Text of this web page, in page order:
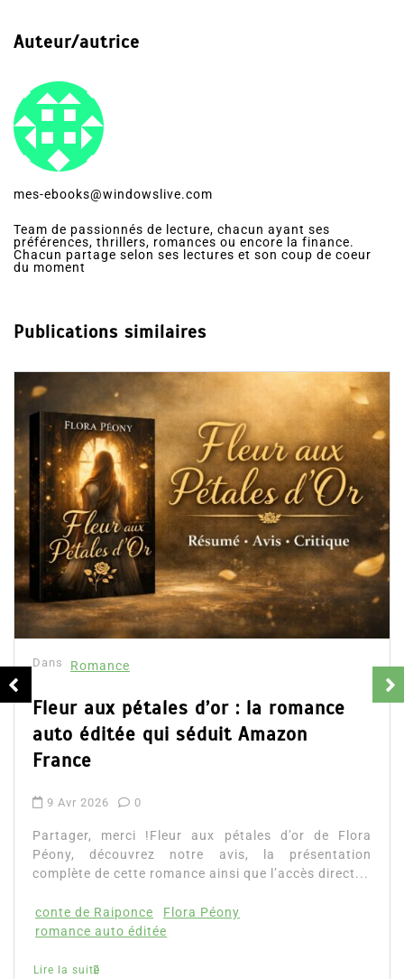
Auteur/autrice
mes-ebooks@windowslive.com
Team de passionnés de lecture, chacun ayant ses
préférences, thrillers, romances ou encore la finance.
Chacun partage selon ses lectures et son coup de coeur
du moment
Publications similaires
Dans Romance
Fleur aux pétales d’or : la romance
auto éditée qui séduit Amazon
France
9 Avr 2026 0
Partager, merci !Fleur aux pétales d’or de Flora
Péony, découvrez notre avis, la présentation
complète de cette romance ainsi que l’accès direct...
conte de Raiponce
Flora Péony
romance auto éditée
Lire la suite